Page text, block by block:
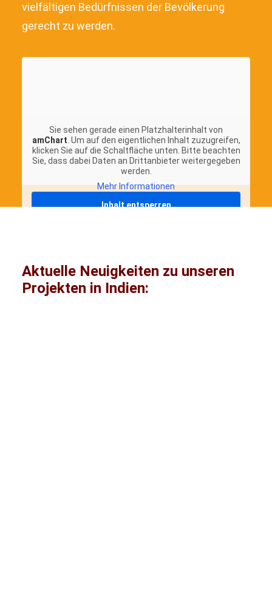
vielfältigen Bedürfnissen der Bevölkerung
gerecht zu werden.
Sie sehen gerade einen Platzhalterinhalt von
amChart . Um auf den eigentlichen Inhalt zuzugreifen,
klicken Sie auf die Schaltfläche unten. Bitte beachten
Sie, dass dabei Daten an Drittanbieter weitergegeben
werden.
Mehr Informationen
Inhalt entsperren
Aktuelle Neuigkeiten zu unseren
Projekten in Indien: